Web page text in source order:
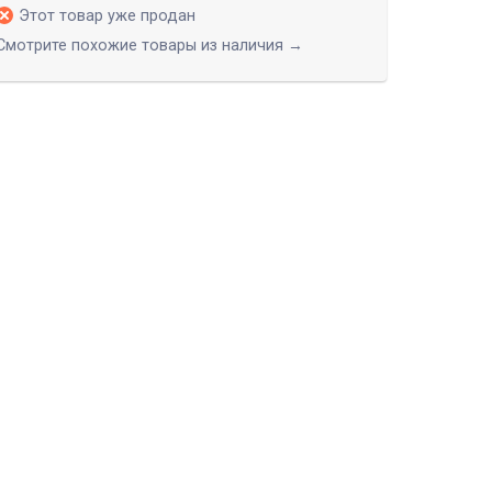
Этот товар уже продан
похожие товары из наличия →